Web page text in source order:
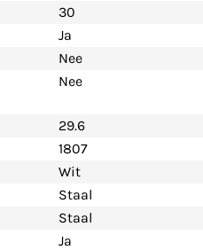
30
Ja
Nee
Nee
29.6
1807
Wit
Staal
Staal
Ja